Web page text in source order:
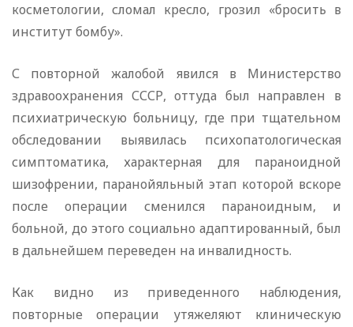
косметологии, сломал кресло, грозил «бросить в
институт бомбу».
С повторной жалобой явился в Министерство
здравоохранения СССР, оттуда был направлен в
психиатрическую больницу, где при тщательном
обследовании выявилась психопатологическая
симптоматика, характерная для параноидной
шизофрении, паранойяльный этап которой вскоре
после операции сменился параноидным, и
больной, до этого социально адаптированный, был
в дальнейшем переведен на инвалидность.
Как видно из приведенного наблюдения,
повторные операции утяжеляют клиническую